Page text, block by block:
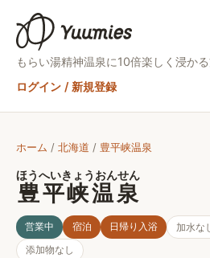
もらい湯精神温泉に10倍楽しく浸か
ログイン / 新規登録
ホーム / 北海道 / 豊平峡温泉
豊平峡温泉
ほうへいきょうおんせん
営業中 宿泊 日帰り入浴 加水な
添加物なし